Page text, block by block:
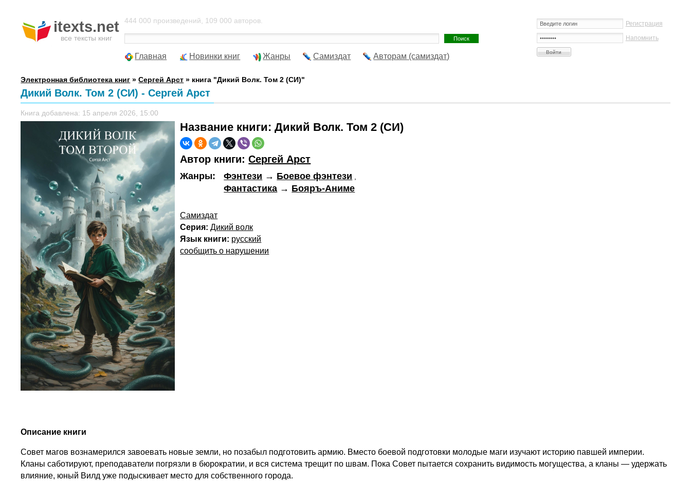
itexts.net
все тексты книг
Регистрация
Напомнить
444 000 произведений, 109 000 авторов.
Главная Новинки книг Жанры Самиздат Авторам (самиздат)
Электронная библиотека книг »Сергей Арст » книга "Дикий Волк. Том 2 (СИ)"
Дикий Волк. Том 2 (СИ) - Сергей Арст
Книга добавлена: 15 апреля 2026, 15:00
Название книги:Дикий Волк. Том 2 (СИ)
Автор книги:Сергей Арст
Жанры: Фэнтези → Боевое фэнтези
Фантастика → Бояръ-Аниме
Самиздат
Серия: Дикий волк
Язык книги: русский
сообщить о нарушении
Описание книги
Совет магов вознамерился завоевать новые земли, но позабыл подготовить армию. Вместо боевой подготовки молодые маги изучают историю павшей империи.
Кланы саботируют, преподаватели погрязли в бюрократии, и вся система трещит по швам. Пока Совет пытается сохранить видимость могущества, а кланы — удержать
влияние, юный Вилд уже подыскивает место для собственного города.